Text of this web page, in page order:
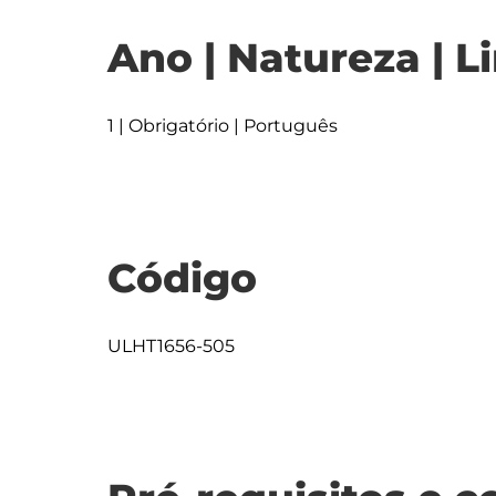
Ano | Natureza |
1 | Obrigatório | Português
Código
ULHT1656-505